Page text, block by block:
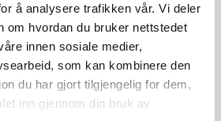
å analysere trafikken vår. Vi deler
om hvordan du bruker nettstedet
innen sosiale medier,
som kan kombinere den
du har gjort tilgjengelig for dem,
inn gjennom din bruk av